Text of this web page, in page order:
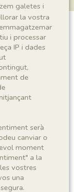
galetes i
la vostra
i processar
IP i dades
de
serà
canviar o
moment
a la
vostres
una